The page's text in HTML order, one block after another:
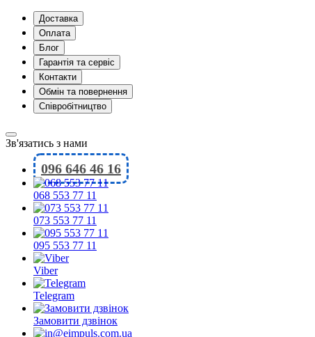
Доставка
Оплата
Блог
Гарантія та сервіс
Контакти
Обмін та повернення
Співробітництво
Зв'язатись з нами
096 646 46 16
068 553 77 11
073 553 77 11
095 553 77 11
Viber
Telegram
Замовити дзвінок